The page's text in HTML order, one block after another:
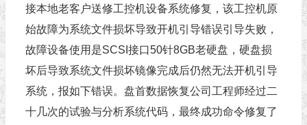
接本地老客户送修工控机设备系统修复，该工控机原
始故障为系统文件损坏导致开机引导错误引导失败，
故障设备使用是SCSI接口50针8GB老硬盘，硬盘损
坏后导致系统文件损坏镜像完成后仍然无法开机引导
系统，报如下错误。盘首数据恢复公司工程师经过二
十几次的试验与分析系统代码，最终成功命令修复了